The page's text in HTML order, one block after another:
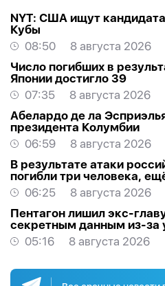
NYT: США ищут
Кубы
08:50
8 августа 2026
Число погибших в
Японии достигло 39
07:35
8 августа 2026
Абелардо де ла
президента Колумбии
06:59
8 августа 2026
В результате атаки
погибли три человека,
06:25
8 августа 2026
Пентагон лишил экс-
секретным данным из-за
05:16
8 августа 2026